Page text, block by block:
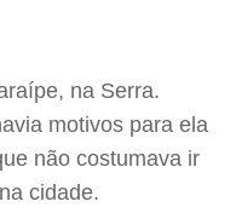
na Serra.
motivos para ela
não costumava ir
cidade.